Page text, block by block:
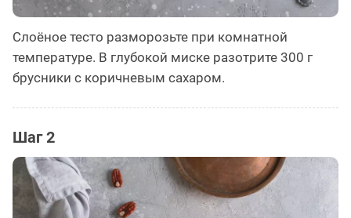
Слоёное тесто разморозьте при комнатной
температуре. В глубокой миске разотрите 300 г
брусники с коричневым сахаром.
Шаг 2